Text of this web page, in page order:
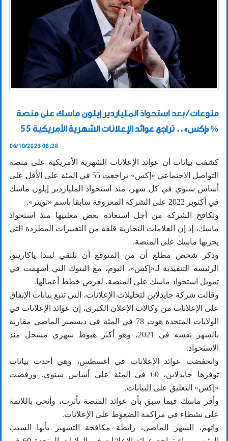
منوعات / بعد استحواذ الملياردير إيلون ماسك على منصة
«إكس».. تراجع عوائد الإعلانات الشهرية الأمريكية 55%
06/10/2023 08:28
كشفت بيانات أن عوائد الإعلانات الشهرية الأمريكية على منصة
التواصل الاجتماعي «إكس» تراجعت 55 في المئة على الأقل على
أساس سنوي في كل شهر، منذ استحواذ الملياردير إيلون ماسك
في أكتوبر 2022 على الشركة المعروفة سابقا باسم «تويتر».
وتكافح الشركة من أجل استعادة بعض معلنيها منذ استحواذ
ماسك، إذ إن العلامات التجارية قلقة من التغييرات المطردة التي
يجريها ماسك على المنصة.
وذكر شخص مطلع أن من المتوقع أن تلتقي ليندا ياكارينو،
الرئيسة التنفيذية لـ«إكس»، اليوم، مع البنوك التي أسهمت في
تمويل استحواذ ماسك على المنصة، لعرض خطط أعمالها.
وقالت شركة جايدلاين لتحليلات الإعلانات، التي تتبع بيانات الإنفاق
على الإعلانات من وكالات الإعلان الكبرى، إن عوائد الإعلانات في
الولايات المتحدة هوت 78 في المئة في ديسمبر الماضي مقارنة
بالشهر نفسه في 2021، وهو أكبر هبوط شهري مسجل منذ
الاستحواذ.
وانخفضت عوائد الإعلانات في أغسطس، وهي أحدث بيانات
توفرها جايدلاين، 60 في المئة على أساس سنوي. ورفضت
«إكس» التعليق على البيانات.
وأقر ماسك فيما سبق بأن عوائد المنصة تأثرت، وأنحى باللائمة
على نشطاء في مراكمة الضغوط على الإعلانات.
واتهم، الشهر الماضي، رابطة مكافحة التشهير بأنها السبب